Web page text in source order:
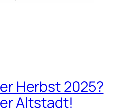
Herbst 2025?
Altstadt!